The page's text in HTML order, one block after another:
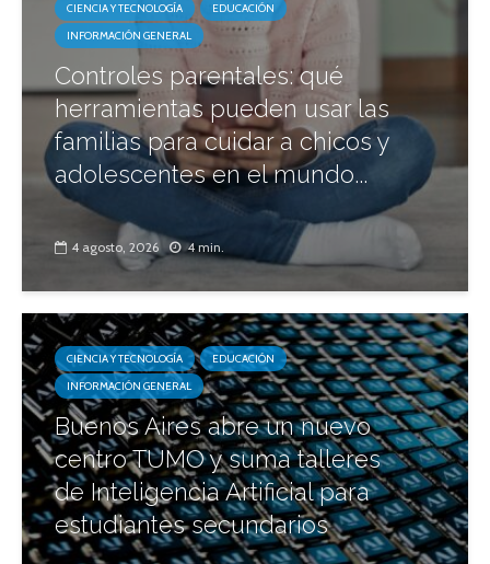
CIENCIA Y TECNOLOGÍA
EDUCACIÓN
INFORMACIÓN GENERAL
Controles parentales: qué
herramientas pueden usar las
familias para cuidar a chicos y
adolescentes en el mundo...
4 agosto, 2026 4 min.
CIENCIA Y TECNOLOGÍA
EDUCACIÓN
INFORMACIÓN GENERAL
Buenos Aires abre un nuevo
centro TUMO y suma talleres
de Inteligencia Artificial para
estudiantes secundarios